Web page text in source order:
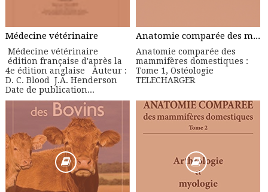
Médecine vétérinaire
Médecine vétérinaire
édition française d'après la
4e édition anglaise Auteur :
D. C. Blood J.A. Henderson
Date de publication...
Anatomie comparée des mammifères domestiques : Tome 1, Ostéologie
Anatomie comparée des
mammifères domestiques :
Tome 1, Ostéologie
TELECHARGER